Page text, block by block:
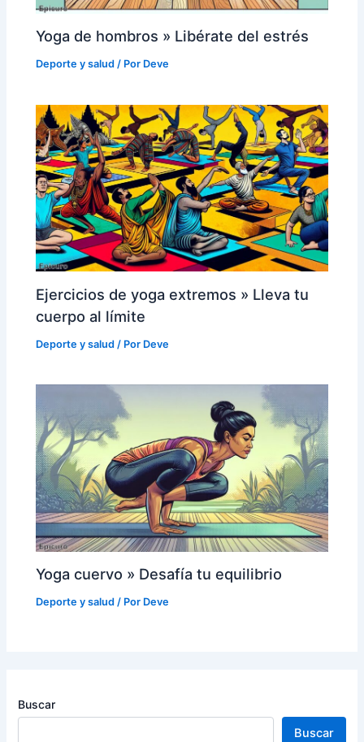
Yoga de hombros » Libérate del estrés
Deporte y salud / Por Deve
Ejercicios de yoga extremos » Lleva tu
cuerpo al límite
Deporte y salud / Por Deve
Yoga cuervo » Desafía tu equilibrio
Deporte y salud / Por Deve
Buscar
Buscar